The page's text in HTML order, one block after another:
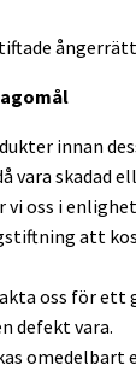
innan
vara skadad
vi oss i
att
oss för ett
defekt vara.
omedelbart